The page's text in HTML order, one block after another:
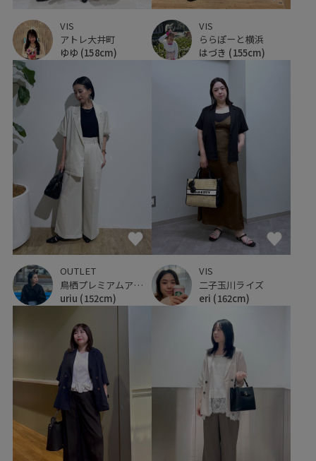
VIS
アトレ大井町
ゆゆ (158cm)
VIS
ららぽーと横浜
はづき (155cm)
OUTLET
鳥栖プレミアムアウトレット
uriu (152cm)
VIS
二子玉川ライズ
eri (162cm)